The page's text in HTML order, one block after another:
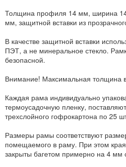
Толщина профиля 14 мм, ширина
мм, защитной вставки из
В качестве защитной вставки
ПЭТ, а не минеральное стекло.
безопасной.
Внимание! Максимальная толщина
Каждая рама индивидуально
термоусадочную пленку,
трехслойного гофрокартона по 25
Размеры рамы соответствуют
помещаемого в раму. При этом
закрыты багетом примерно на 4 мм